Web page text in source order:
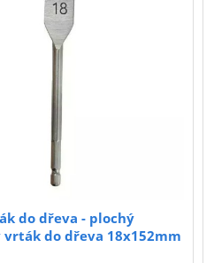
vrták do dřeva 18x152mm
do dřeva - plochý